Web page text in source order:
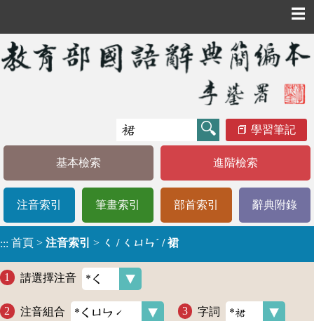
☰
學習筆記
基本檢索 進階檢索
注音索引 筆畫索引 部首索引 辭典附錄
::: 首頁 > 注音索引 > ㄑ / ㄑㄩㄣˊ / 裙
請選擇注音
注音組合 字詞